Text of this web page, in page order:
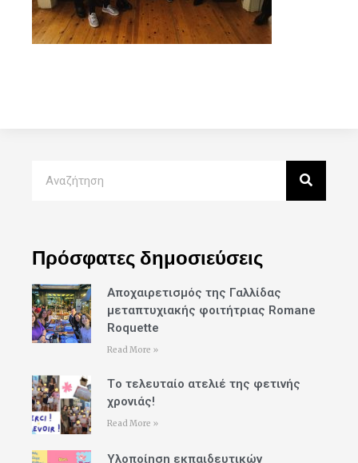
Πρόσφατες δημοσιεύσεις
Αποχαιρετισμός της Γαλλίδας
μεταπτυχιακής φοιτήτριας Romane
Roquette
Read More »
Tο τελευταίο ατελιέ της φετινής
χρονιάς!
Read More »
Υλοποίηση εκπαιδευτικών